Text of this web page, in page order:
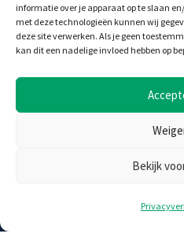
informatie over je apparaat op te slaan
met deze technologieën kunnen wij
deze site verwerken. Als je geen
kan dit een nadelige invloed hebben op
Bekijk
ontwikkeling, realisatie en
zonne-energie projecten,
samenwerking met diverse
Begro Energy Projects B.V.